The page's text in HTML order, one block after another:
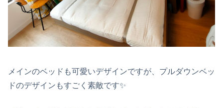
メインのベッドも可愛いデザインですが、プルダウンベッ
ドのデザインもすごく素敵です✨